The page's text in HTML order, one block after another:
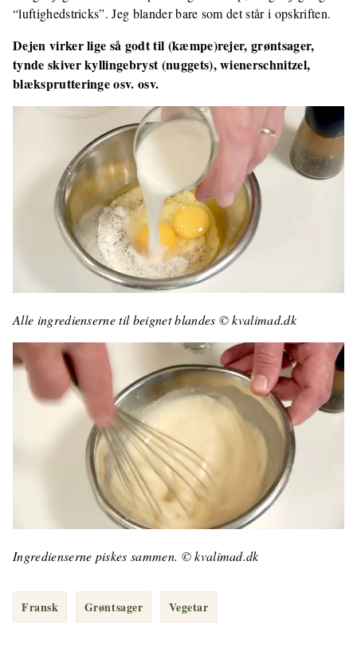
“luftighedstricks”. Jeg blander bare som det står i opskriften.
Dejen virker lige så godt til (kæmpe)rejer, grøntsager,
tynde skiver kyllingebryst (nuggets), wienerschnitzel,
blæksprutteringe osv. osv.
Alle ingredienserne til beignet blandes © kvalimad.dk
Ingredienserne piskes sammen. © kvalimad.dk
Fransk Grøntsager Vegetar